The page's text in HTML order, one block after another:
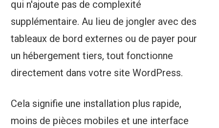
qui n'ajoute pas de complexité
supplémentaire. Au lieu de jongler avec des
tableaux de bord externes ou de payer pour
un hébergement tiers, tout fonctionne
directement dans votre site WordPress.
Cela signifie une installation plus rapide,
moins de pièces mobiles et une interface